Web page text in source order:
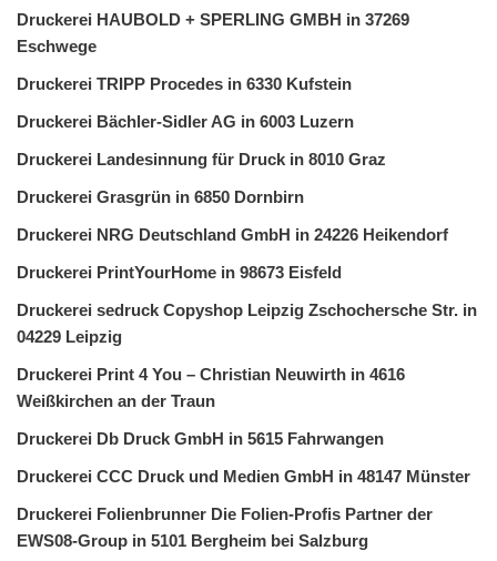
Druckerei HAUBOLD + SPERLING GMBH in 37269
Eschwege
Druckerei TRIPP Procedes in 6330 Kufstein
Druckerei Bächler-Sidler AG in 6003 Luzern
Druckerei Landesinnung für Druck in 8010 Graz
Druckerei Grasgrün in 6850 Dornbirn
Druckerei NRG Deutschland GmbH in 24226 Heikendorf
Druckerei PrintYourHome in 98673 Eisfeld
Druckerei sedruck Copyshop Leipzig Zschochersche Str. in
04229 Leipzig
Druckerei Print 4 You – Christian Neuwirth in 4616
Weißkirchen an der Traun
Druckerei Db Druck GmbH in 5615 Fahrwangen
Druckerei CCC Druck und Medien GmbH in 48147 Münster
Druckerei Folienbrunner Die Folien-Profis Partner der
EWS08-Group in 5101 Bergheim bei Salzburg